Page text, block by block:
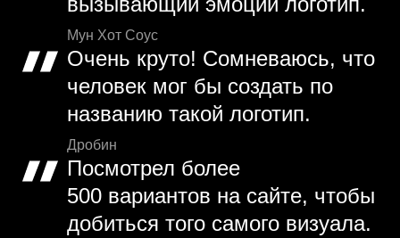
Мун Хот Соус
Очень круто! Сомневаюсь, что
человек мог бы создать по
названию такой логотип.
Дробин
Посмотрел более
500 вариантов на сайте, чтобы
добиться того самого визуала.